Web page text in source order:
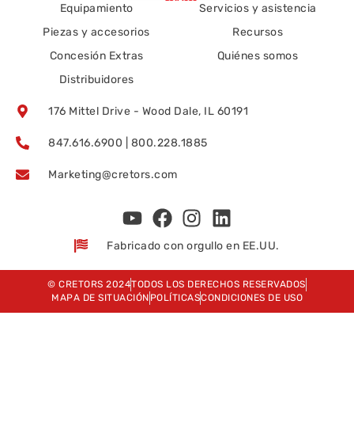
Equipamiento
Piezas y accesorios
Concesión Extras
Distribuidores
Servicios y asistencia
Recursos
Quiénes somos
176 Mittel Drive - Wood Dale, IL 60191
847.616.6900 | 800.228.1885
Marketing@cretors.com
Fabricado con orgullo en EE.UU.
© CRETORS 2024TODOS LOS DERECHOS RESERVADOS
MAPA DE SITUACIÓN POLÍTICASCONDICIONES DE USO